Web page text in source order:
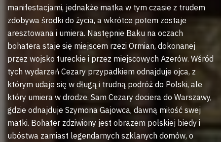
manifestacjami, jednakże matka w tym czasie z trudem
zdobywa środki do życia, a wkrótce potem zostaje
aresztowana i umiera. Następnie Baku na oczach
bohatera staje się miejscem rzezi Ormian, dokonanej
przez wojsko tureckie i przez miejscowych Azerów. Wśród
tych wydarzeń Cezary przypadkiem odnajduje ojca, z
którym udaje się w długą i trudną podróż do Polski, ale
który umiera w drodze. Sam Cezary dociera do Warszawy,
gdzie odnajduje Szymona Gajowca, dawną miłość swej
matki. Bohater zdziwiony jest obrazem polskiej biedy i
ubóstwa zamiast legendarnych szklanych domów, o